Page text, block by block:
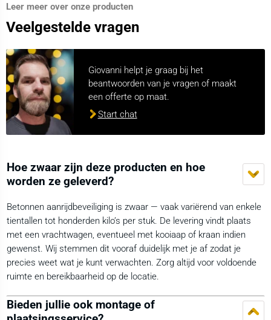
Leer meer over onze producten
Veelgestelde vragen
Giovanni helpt je graag bij het
beantwoorden van je vragen of maakt
een offerte op maat.
Start chat
Hoe zwaar zijn deze producten en hoe
worden ze geleverd?
Betonnen aanrijdbeveiliging is zwaar — vaak variërend van enkele
tientallen tot honderden kilo’s per stuk. De levering vindt plaats
met een vrachtwagen, eventueel met kooiaap of kraan indien
gewenst. Wij stemmen dit vooraf duidelijk met je af zodat je
precies weet wat je kunt verwachten. Zorg altijd voor voldoende
ruimte en bereikbaarheid op de locatie.
Bieden jullie ook montage of